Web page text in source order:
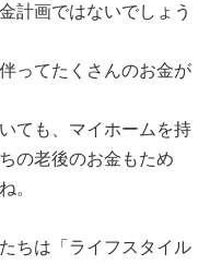
計画ではないでしょう
ってたくさんのお金が
ても、マイホームを持
の老後のお金もため
。
ちは「ライフスタイル